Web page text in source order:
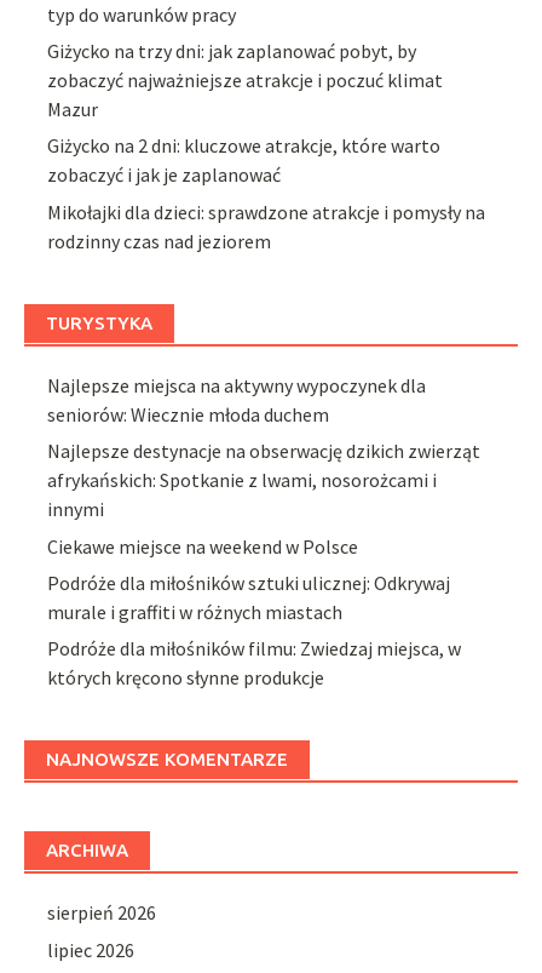
typ do warunków pracy
Giżycko na trzy dni: jak zaplanować pobyt, by
zobaczyć najważniejsze atrakcje i poczuć klimat
Mazur
Giżycko na 2 dni: kluczowe atrakcje, które warto
zobaczyć i jak je zaplanować
Mikołajki dla dzieci: sprawdzone atrakcje i pomysły na
rodzinny czas nad jeziorem
TURYSTYKA
Najlepsze miejsca na aktywny wypoczynek dla
seniorów: Wiecznie młoda duchem
Najlepsze destynacje na obserwację dzikich zwierząt
afrykańskich: Spotkanie z lwami, nosorożcami i
innymi
Ciekawe miejsce na weekend w Polsce
Podróże dla miłośników sztuki ulicznej: Odkrywaj
murale i graffiti w różnych miastach
Podróże dla miłośników filmu: Zwiedzaj miejsca, w
których kręcono słynne produkcje
NAJNOWSZE KOMENTARZE
ARCHIWA
sierpień 2026
lipiec 2026